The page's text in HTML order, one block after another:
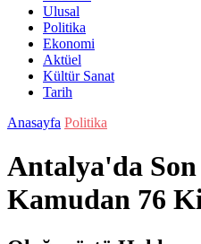
Ulusal
Politika
Ekonomi
Aktüel
Kültür Sanat
Tarih
Anasayfa Politika
Antalya'da
Kamudan 76